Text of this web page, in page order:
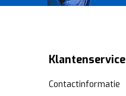
Klantenservice
Contactinformatie